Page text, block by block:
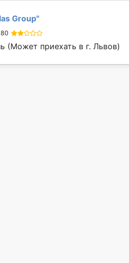
Group"
(Может приехать в г. Львов)